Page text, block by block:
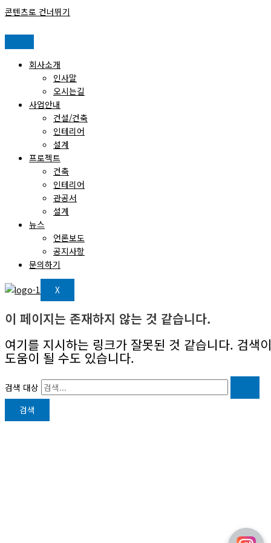
콘텐츠로 건너뛰기
회사소개
인사말
오시는길
사업안내
건설/건축
인테리어
설계
프로젝트
건축
인테리어
관공서
설계
뉴스
언론보도
공지사항
문의하기
X
이 페이지는 존재하지 않는 것 같습니다.
여기를 지시하는 링크가 잘못된 것 같습니다. 검색이
도움이 될 수도 있습니다.
검색 대상